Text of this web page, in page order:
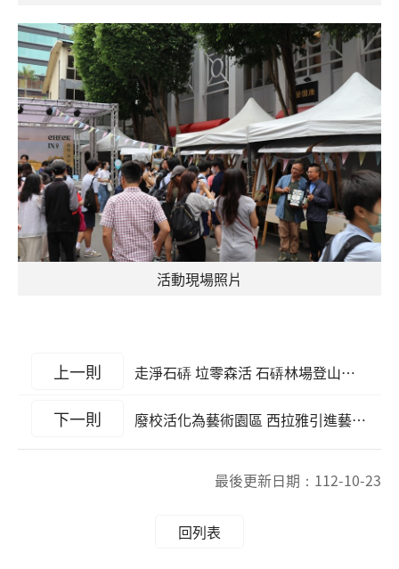
活動現場照片
上一則 走淨石硦 垃零森活 石硦林場登山安全宣導暨淨山活動
下一則 廢校活化為藝術園區 西拉雅引進藝術家進駐 台灣意象書法館520正式開幕
最後更新日期： 112-10-23
回列表